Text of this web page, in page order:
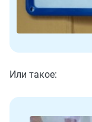
Или такое: